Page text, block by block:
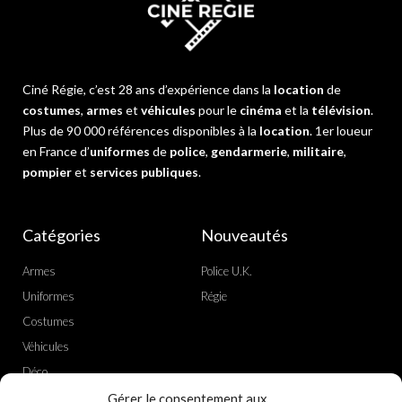
Gérer le consentement aux
Ciné Régie, c’est 28 ans d’expérience dans la location de
costumes, armes et véhicules pour le cinéma et la télévision.
Plus de 90 000 références disponibles à la location. 1er loueur
en France d’uniformes de police, gendarmerie, militaire,
pompieret services publiques.
Catégories
Armes
Uniformes
Costumes
Véhicules
Déco
Nouveautés
Police U.K.
Régie